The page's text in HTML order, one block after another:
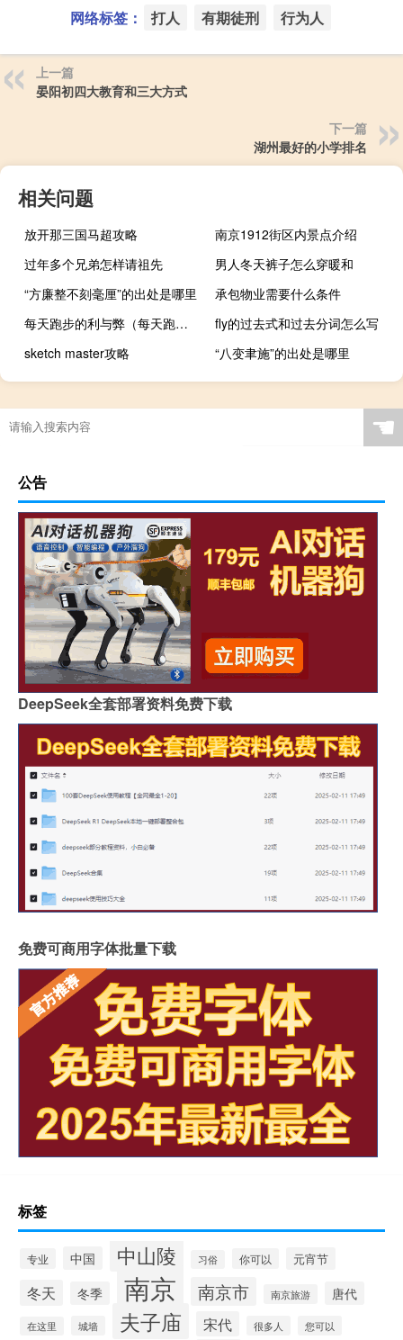
网络标签： 打人 有期徒刑 行为人
上一篇
晏阳初四大教育和三大方式
下一篇
湖州最好的小学排名
相关问题
放开那三国马超攻略
南京1912街区内景点介绍
过年多个兄弟怎样请祖先
男人冬天裤子怎么穿暖和
“方廉整不刻毫厘”的出处是哪里
承包物业需要什么条件
每天跑步的利与弊（每天跑步对身体的好处）
fly的过去式和过去分词怎么写
sketch master攻略
“八变聿施”的出处是哪里
☚
公告
DeepSeek全套部署资料免费下载
免费可商用字体批量下载
标签
专业 中国 中山陵 习俗 你可以 元宵节
冬天 冬季 南京 南京市 南京旅游 唐代
在这里 城墙 夫子庙 宋代 很多人 您可以